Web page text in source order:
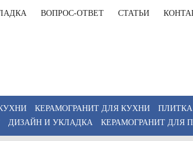
ВОПРОС-ОТВЕТ СТАТЬИ
КЕРАМОГРАНИТ ДЛЯ КУХНИ
ДИЗАЙН И УКЛАДКА КЕРАМОГРАНИТ ДЛЯ